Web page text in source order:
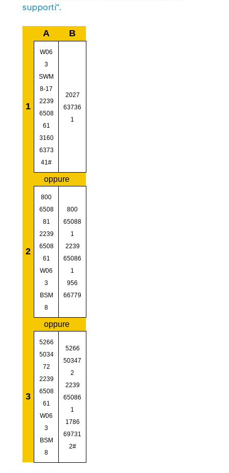
supporti".
A B
1
W06
3
SWM
8-17
2239
6508
61
3160
6373
41#
2027
63736
1
oppure
2
800
6508
81
2239
6508
61
W06
3
BSM
8
800
65088
1
2239
65086
1
956
66779
oppure
3
5266
5034
72
2239
6508
61
W06
3
BSM
8
5266
50347
2
2239
65086
1
1786
69731
2#